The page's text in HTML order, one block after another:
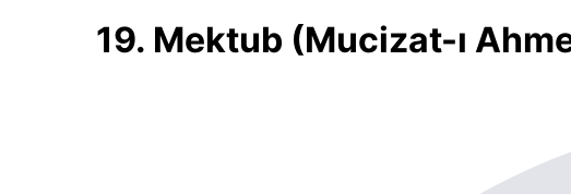
19. Mektub (Mucizat-ı